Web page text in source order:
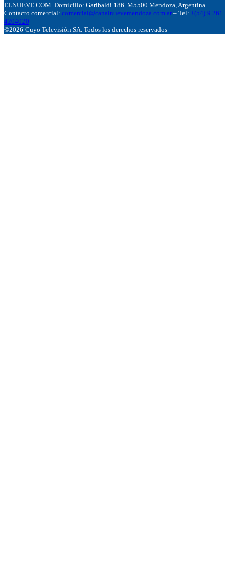
ELNUEVE.COM. Domicillo: Garibaldi 186. M5500 Mendoza, Argentina.
Contacto comercial: comercial@canalnuevemendoza.com.ar – Tel: +(54) 9 261
4204020
©2026 Cuyo Televisión SA. Todos los derechos reservados